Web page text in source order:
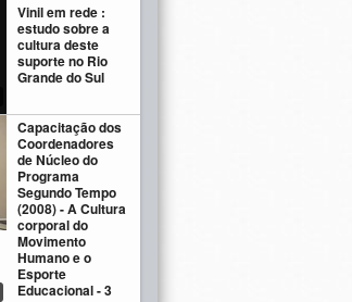
Vinil em rede :
estudo sobre a
cultura deste
suporte no Rio
Grande do Sul
Capacitação dos
Coordenadores
de Núcleo do
Programa
Segundo Tempo
(2008) - A Cultura
corporal do
Movimento
Humano e o
Esporte
Educacional - 3